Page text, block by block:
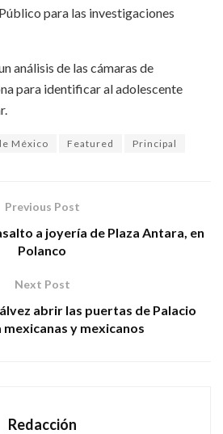
para las investigaciones
análisis de las cámaras de
para identificar al adolescente
México Featured Principal
Previous Post
a joyería de Plaza Antara, en
Polanco
Next Post
abrir las puertas de Palacio
mexicanas y mexicanos
Redacción